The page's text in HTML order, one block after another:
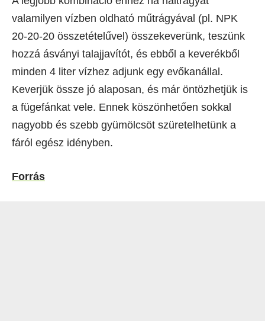
valamilyen vízben oldható műtrágyával (pl. NPK
20-20-20 összetételűvel) összekeverünk, teszünk
hozzá ásványi talajjavítót, és ebből a keverékből
minden 4 liter vízhez adjunk egy evőkanállal.
Keverjük össze jó alaposan, és már öntözhetjük is
a fügefánkat vele. Ennek köszönhetően sokkal
nagyobb és szebb gyümölcsöt szüretelhetünk a
fáról egész idényben.
Forrás